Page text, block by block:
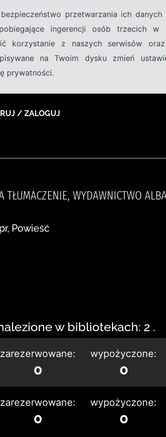
przetwarzania ich danych
ingerencji osób trzecich w
korzystanie z naszych serwisów
na Twoim dysku zmień
prywatności.
/ ZALOGUJ
TŁUMACZENIE, WYDAWNICTWO
Powieść
w bibliotekach: 2 .
zarezerwowane:
0
wypożyczone:
0
zarezerwowane:
0
wypożyczone:
0